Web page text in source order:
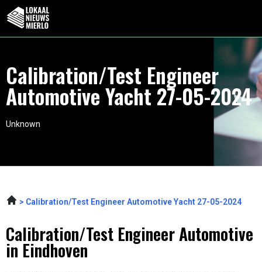
Calibration/Test Engineer
Automotive Yacht 27-05-2024
Unknown
Calibration/Test Engineer Automotive Yacht 27-05-2024
Calibration/Test Engineer Automotive
in Eindhoven